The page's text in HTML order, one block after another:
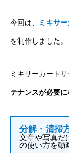
今回は、 ミキサ
を制作しました。
ミキサーカート
テナンスが必要
分解・清掃
文章や写真だ
の使い方を動